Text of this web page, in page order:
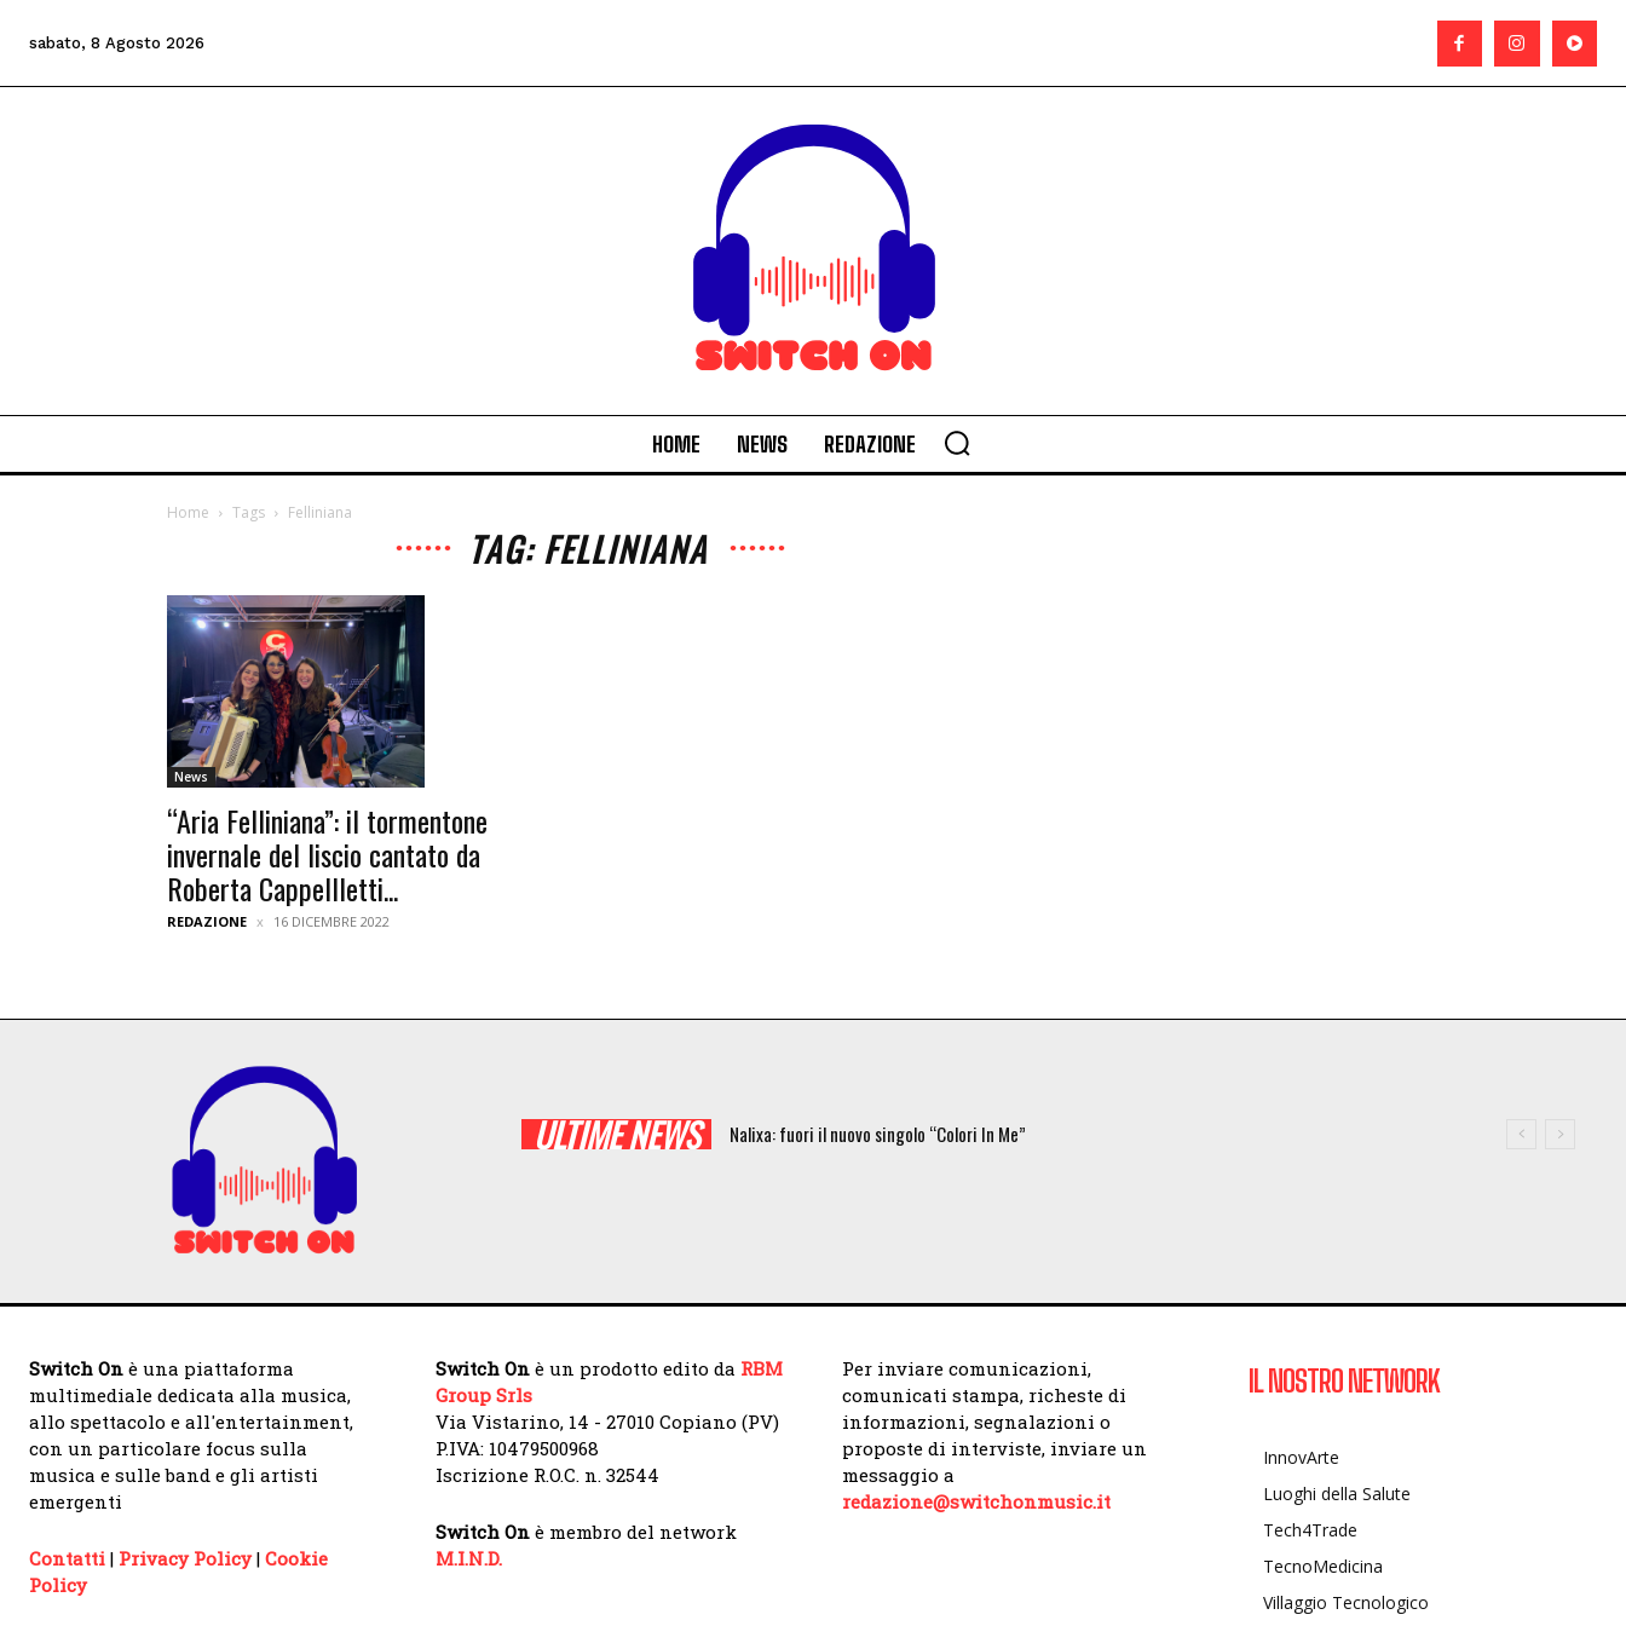
sabato, 8 Agosto 2026
HOME NEWS REDAZIONE
Home Tags Felliniana
TAG: FELLINIANA
News
“Aria Felliniana”: il tormentone
invernale del liscio cantato da
Roberta Cappellletti...
REDAZIONE 16 DICEMBRE 2022
ULTIME NEWS Nalixa: fuori il nuovo singolo “Colori In Me”
Switch On è una piattaforma
multimediale dedicata alla musica,
allo spettacolo e all'entertainment,
con un particolare focus sulla
musica e sulle band e gli artisti
emergenti
Contatti | Privacy Policy| Cookie
Policy
Switch On è un prodotto edito da RBM
Group Srls
Via Vistarino, 14 - 27010 Copiano (PV)
P.IVA: 10479500968
Iscrizione R.O.C. n. 32544
Switch On è membro del network
M.I.N.D.
Per inviare comunicazioni,
comunicati stampa, richeste di
informazioni, segnalazioni o
proposte di interviste, inviare un
messaggio a
redazione@switchonmusic.it
IL NOSTRO NETWORK
InnovArte
Luoghi della Salute
Tech4Trade
TecnoMedicina
Villaggio Tecnologico